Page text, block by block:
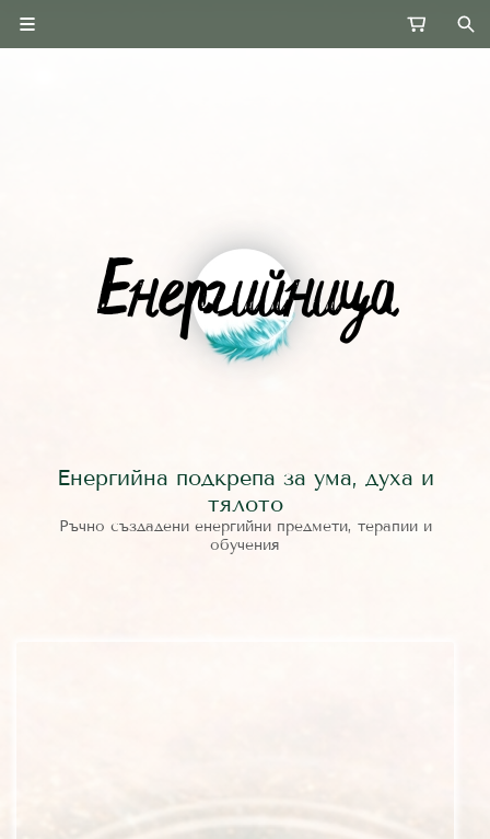
Енергийна подкрепа за ума, духа и
тялото
Ръчно създадени енергийни предмети, терапии и
обучения